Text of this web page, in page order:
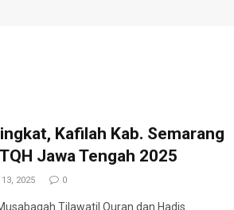
Kafilah Kab. Semarang
Jawa Tengah 2025
2025 0
Tilawatil Quran dan Hadis